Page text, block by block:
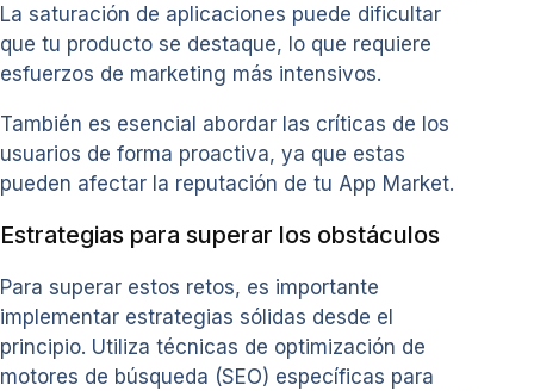
La saturación de aplicaciones puede dificultar
que tu producto se destaque, lo que requiere
esfuerzos de marketing más intensivos.
También es esencial abordar las críticas de los
usuarios de forma proactiva, ya que estas
pueden afectar la reputación de tu App Market.
Estrategias para superar los obstáculos
Para superar estos retos, es importante
implementar estrategias sólidas desde el
principio. Utiliza técnicas de optimización de
motores de búsqueda (SEO) específicas para